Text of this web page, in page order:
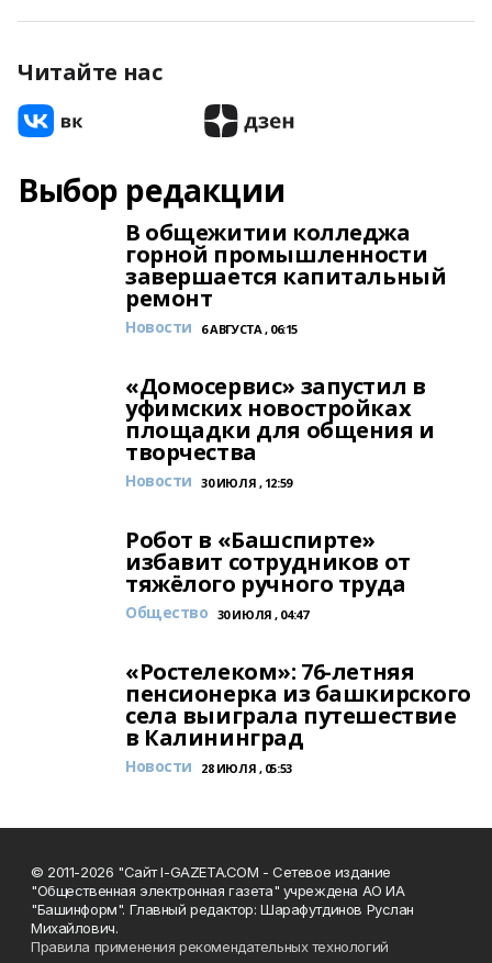
Читайте нас
Выбор редакции
В общежитии колледжа
горной промышленности
завершается капитальный
ремонт
Новости 6 АВГУСТА , 06:15
«Домосервис» запустил в
уфимских новостройках
площадки для общения и
творчества
Новости 30 ИЮЛЯ , 12:59
Робот в «Башспирте»
избавит сотрудников от
тяжёлого ручного труда
Общество 30 ИЮЛЯ , 04:47
«Ростелеком»: 76-летняя
пенсионерка из башкирского
села выиграла путешествие
в Калининград
Новости 28 ИЮЛЯ , 05:53
© 2011-2026 "Сайт I-GAZETA.COM - Сетевое издание
"Общественная электронная газета" учреждена АО ИА
"Башинформ". Главный редактор: Шарафутдинов Руслан
Михайлович.
Правила применения рекомендательных технологий